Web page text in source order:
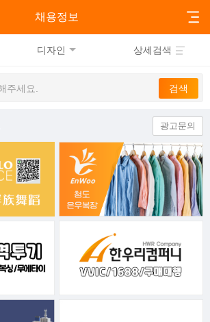
채용정보
디자인 상세검색
광고문의